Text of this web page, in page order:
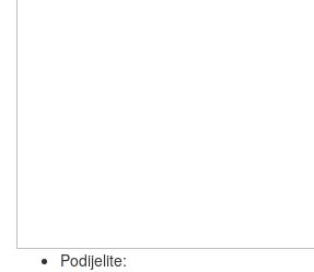
Podijelite: